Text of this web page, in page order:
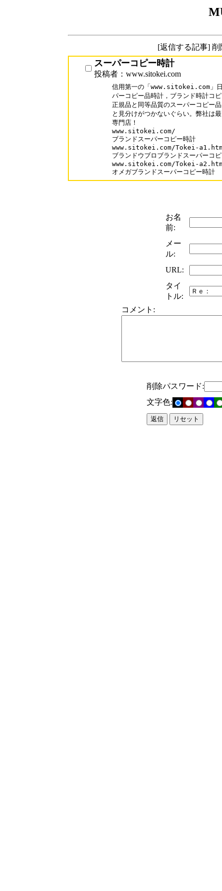
[返信する記事]
スーパーコピー時計
投稿者：www.sitokei.com
信用第一の「www.sitokei.com」日
パーコピー品時計，ブランド時計コ
正規品と同等品質のスーパーコピー
と見分けがつかないぐらい。弊社は
専門店！
www.sitokei.com/
ブランドスーパーコピー時計
www.sitokei.com/Tokei-
ブランドウブロブランドスーパーコ
www.sitokei.com/Tokei-
オメガブランドスーパーコピー時計
お名
前:
メー
ル:
URL:
タイ
トル:
コメント:
削除パスワード:
文字色: